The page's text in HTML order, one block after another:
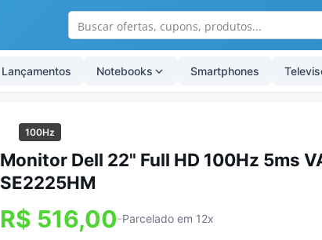
Lançamentos Notebooks Smartphones
100Hz
Monitor Dell 22" Full HD 100Hz 5ms
SE2225HM
R$ 516,00 -Parcelado em 12x